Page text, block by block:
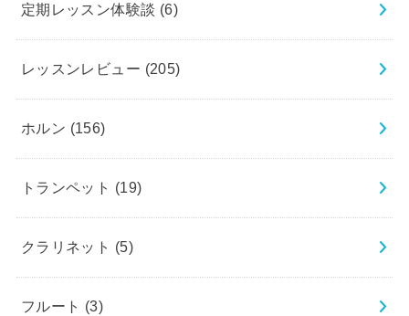
定期レッスン体験談 (6)
レッスンレビュー (205)
ホルン (156)
トランペット (19)
クラリネット (5)
フルート (3)